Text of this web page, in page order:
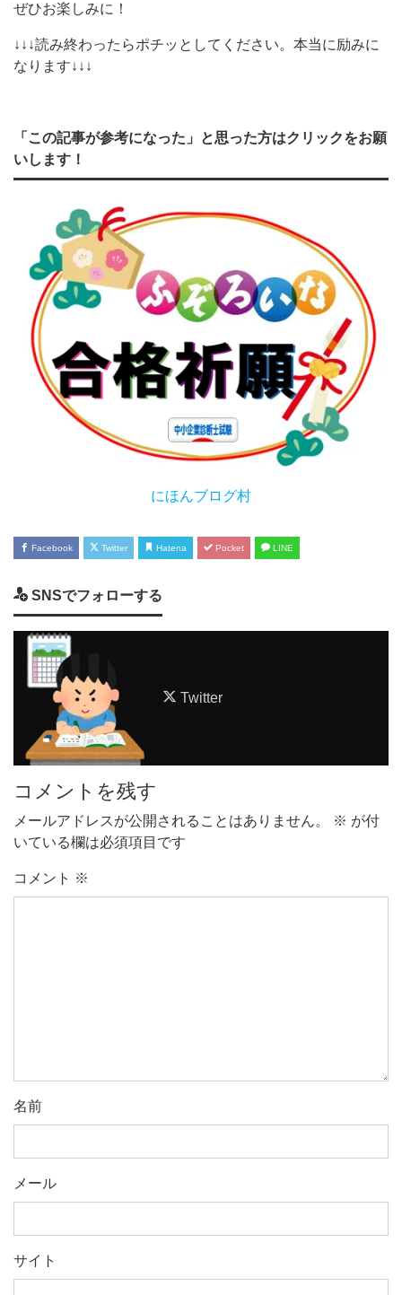
ぜひお楽しみに！
↓↓↓読み終わったらポチッとしてください。本当に励みに
なります↓↓↓
「この記事が参考になった」と思った方はクリックをお願
いします！
にほんブログ村
Facebook Twitter Hatena Pocket LINE
SNSでフォローする
Twitter
コメントを残す
メールアドレスが公開されることはありません。 ※ が付
いている欄は必須項目です
コメント ※
名前
メール
サイト